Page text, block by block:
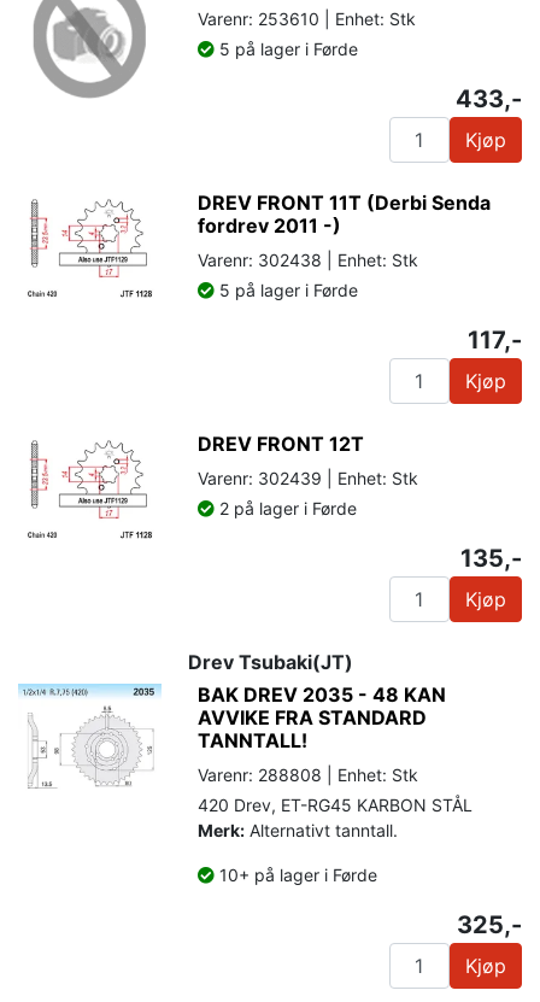
Varenr: 253610 | Enhet: Stk
5 på lager i Førde
433,-
Kjøp
DREV FRONT 11T (Derbi Senda
fordrev 2011 -)
Varenr: 302438 | Enhet: Stk
5 på lager i Førde
117,-
Kjøp
DREV FRONT 12T
Varenr: 302439 | Enhet: Stk
2 på lager i Førde
135,-
Kjøp
Drev Tsubaki(JT)
BAK DREV 2035 - 48 KAN
AVVIKE FRA STANDARD
TANNTALL!
Varenr: 288808 | Enhet: Stk
420 Drev, ET-RG45 KARBON STÅL
Merk: Alternativt tanntall.
10+ på lager i Førde
325,-
Kjøp